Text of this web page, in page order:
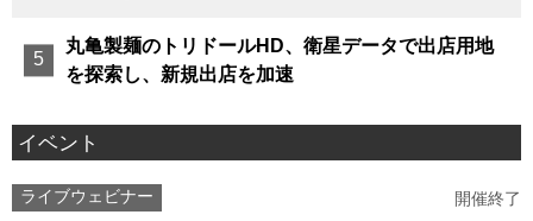
丸亀製麺のトリドールHD、衛星データで出店用地
を探索し、新規出店を加速
イベント
ライブウェビナー 開催終了